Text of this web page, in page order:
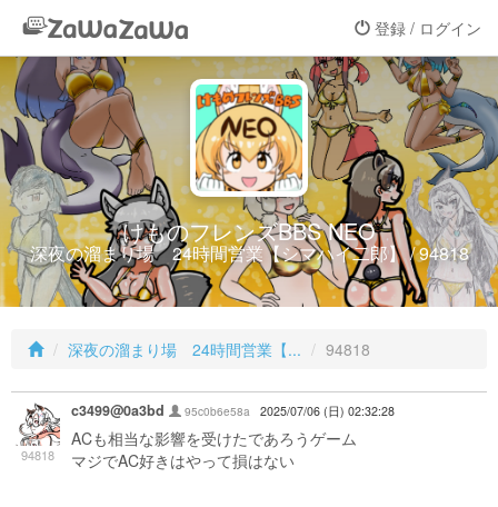
登録 / ログイン
けものフレンズBBS NEO
深夜の溜まり場 24時間営業【シマハイ二郎】 / 94818
深夜の溜まり場 24時間営業【... 94818
94818
c3499@0a3bd 95c0b6e58a 2025/07/06 (日) 02:32:28
ACも相当な影響を受けたであろうゲーム
マジでAC好きはやって損はない